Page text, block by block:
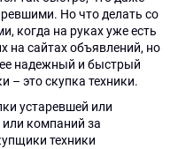
Но что делать со
когда на руках уже есть
на сайтах объявлений, но
надежный и быстрый
– это скупка техники.
устаревшей или
или компаний за
техники